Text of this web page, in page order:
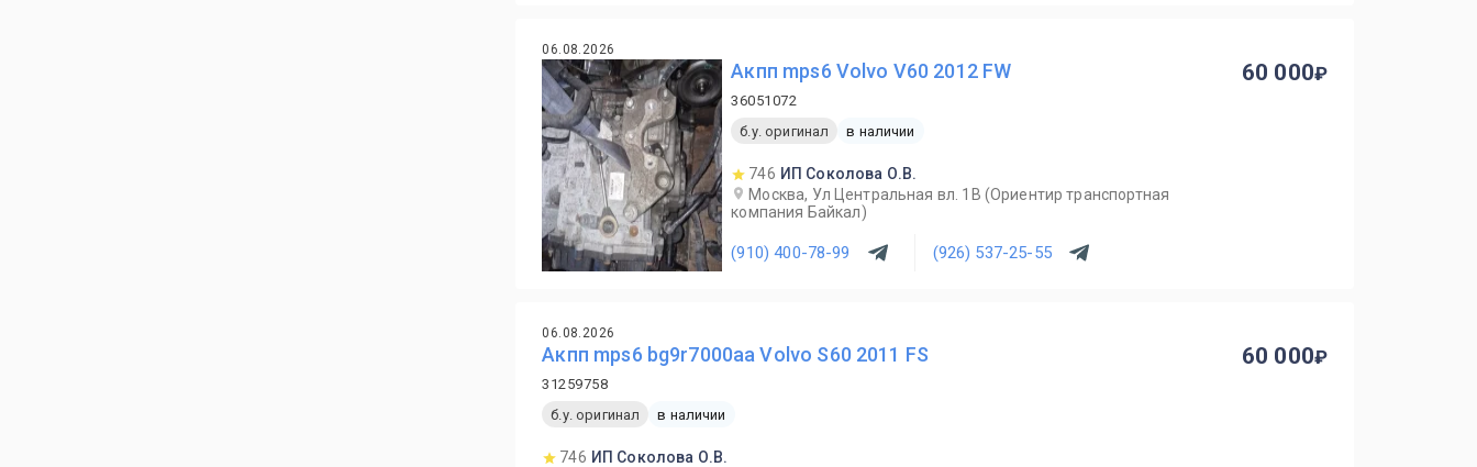
06.08.2026
Акпп mps6 Volvo V60 2012 FW
36051072
б.у. оригинал
в наличии
746 ИП Соколова О.В.
Москва, Ул Центральная вл. 1В (Ориентир транспортная
компания Байкал)
(910) 400-78-99 (926) 537-25-55
60 000
06.08.2026
Акпп mps6 bg9r7000aa Volvo S60 2011 FS
31259758
б.у. оригинал
в наличии
746 ИП Соколова О.В.
60 000